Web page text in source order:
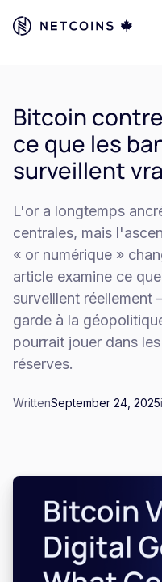
Bitcoin
ce que les
surveillent
L'or a longtemps
centrales, mais
« or numérique »
article examine ce
surveillent
garde à la
pourrait jouer dans
réserves.
WrittenSeptember 24, 2025